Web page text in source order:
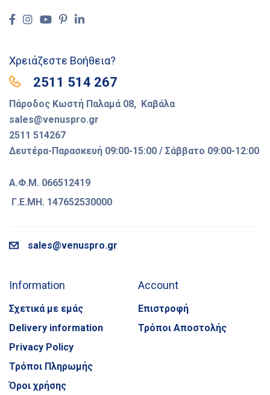
Χρειάζεστε Βοήθεια?
2511 514 267
Πάροδος Κωστή Παλαμά 08, Καβάλα
sales@venuspro.gr
2511 514267
Δευτέρα-Παρασκευή 09:00-15:00 / Σάββατο 09:00-12:00
Α.Φ.Μ. 066512419
Γ.Ε.ΜΗ. 147652530000
sales@venuspro.gr
Information
Σχετικά με εμάς
Delivery information
Privacy Policy
Τρόποι Πληρωμής
Όροι χρήσης
Account
Επιστροφή
Τρόποι Αποστολής